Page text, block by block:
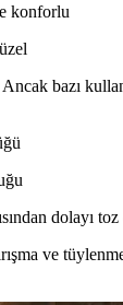
konforlu
bazı
dolayı
ve